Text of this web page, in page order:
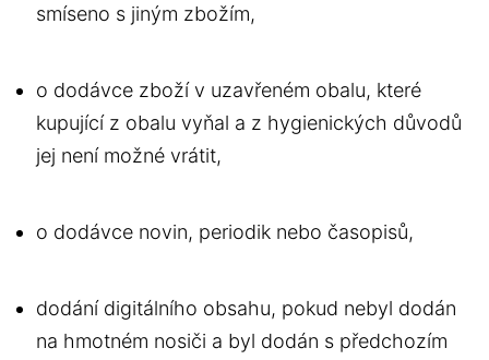
smíseno s jiným zbožím,
o dodávce zboží v uzavřeném obalu, které
kupující z obalu vyňal a z hygienických důvodů
jej není možné vrátit,
o dodávce novin, periodik nebo časopisů,
dodání digitálního obsahu, pokud nebyl dodán
na hmotném nosiči a byl dodán s předchozím